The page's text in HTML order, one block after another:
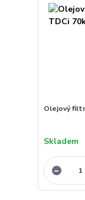
Olejový
Skladem